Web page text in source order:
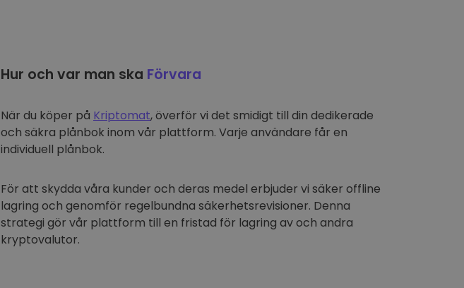
Hur och var man ska Förvara
När du köper på Kriptomat, överför vi det smidigt till din dedikerade
och säkra plånbok inom vår plattform. Varje användare får en
individuell plånbok.
För att skydda våra kunder och deras medel erbjuder vi säker offline
lagring och genomför regelbundna säkerhetsrevisioner. Denna
strategi gör vår plattform till en fristad för lagring av och andra
kryptovalutor.